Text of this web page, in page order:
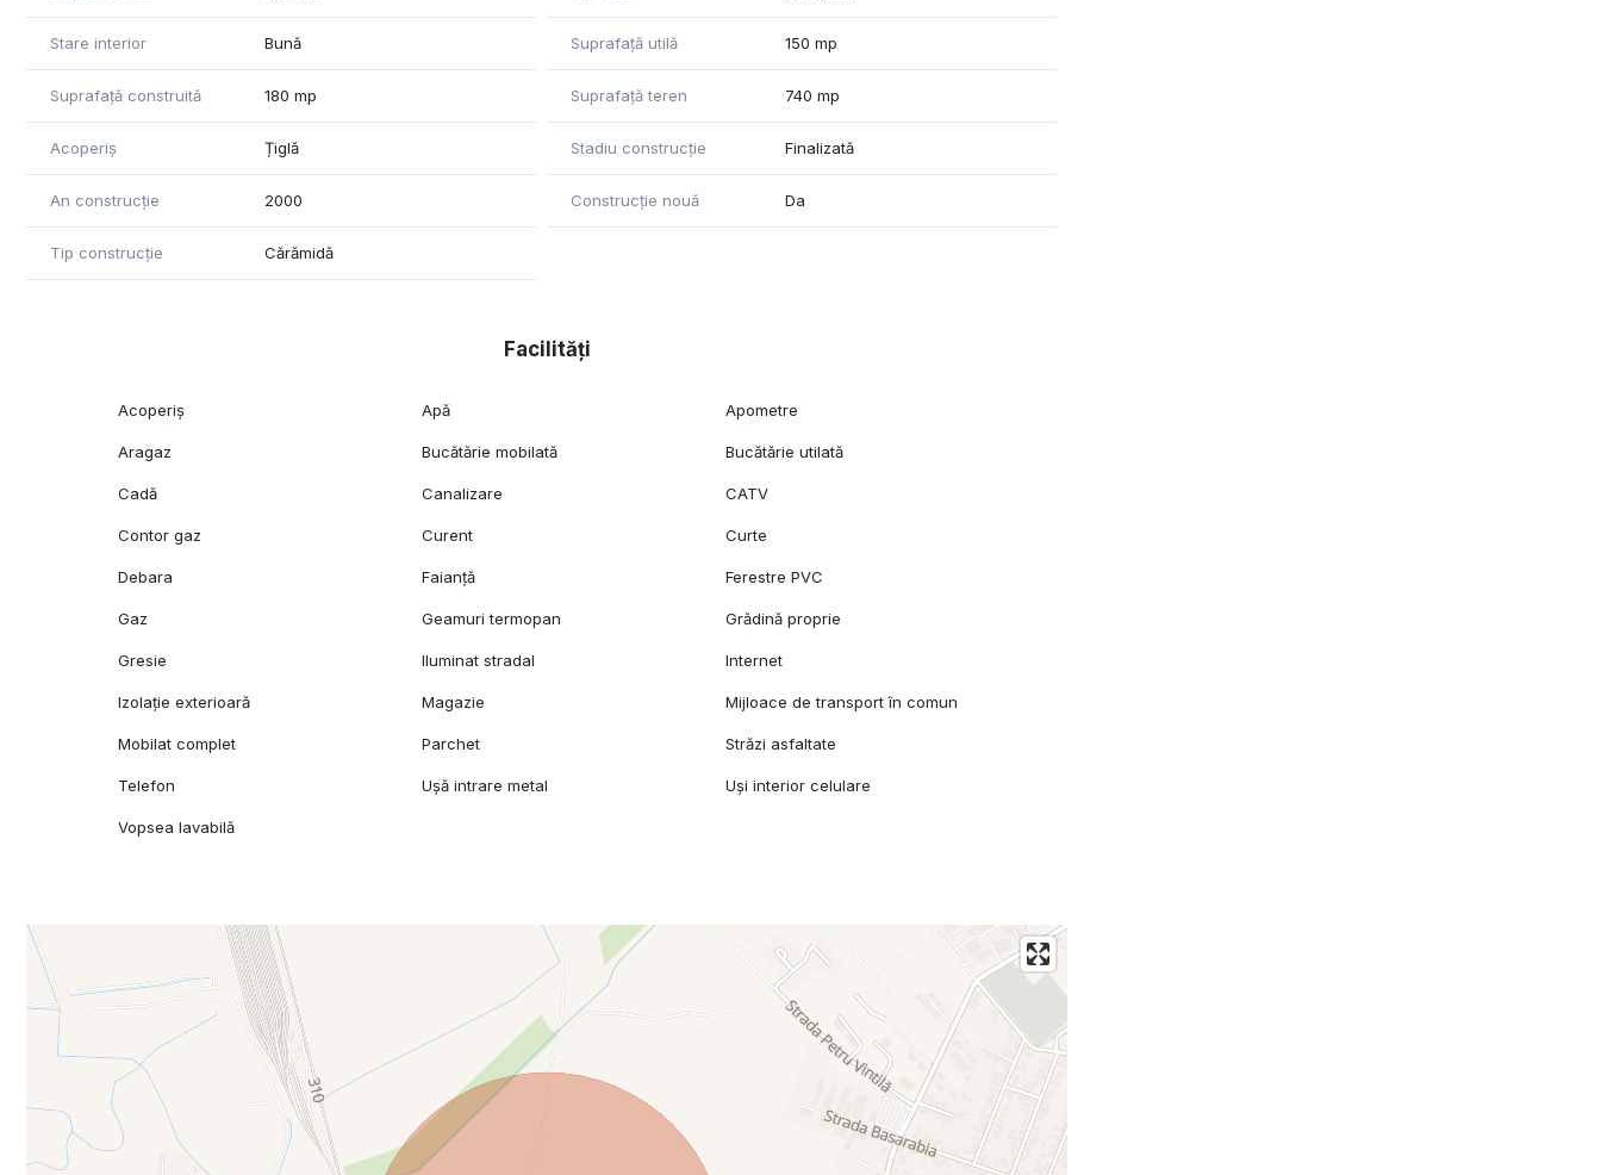
Stare interior Bună Suprafață utilă 150 mp
Suprafață construită 180 mp Suprafață teren 740 mp
Acoperiș Țiglă Stadiu construcție Finalizată
An construcție 2000 Construcție nouă Da
Tip construcție Cărămidă
Facilități
Acoperiș Apă Apometre
Aragaz Bucătărie mobilată Bucătărie utilată
Cadă Canalizare CATV
Contor gaz Curent Curte
Debara Faianță Ferestre PVC
Gaz Geamuri termopan Grădină proprie
Gresie Iluminat stradal Internet
Izolație exterioară Magazie Mijloace de transport în comun
Mobilat complet Parchet Străzi asfaltate
Telefon Ușă intrare metal Uși interior celulare
Vopsea lavabilă